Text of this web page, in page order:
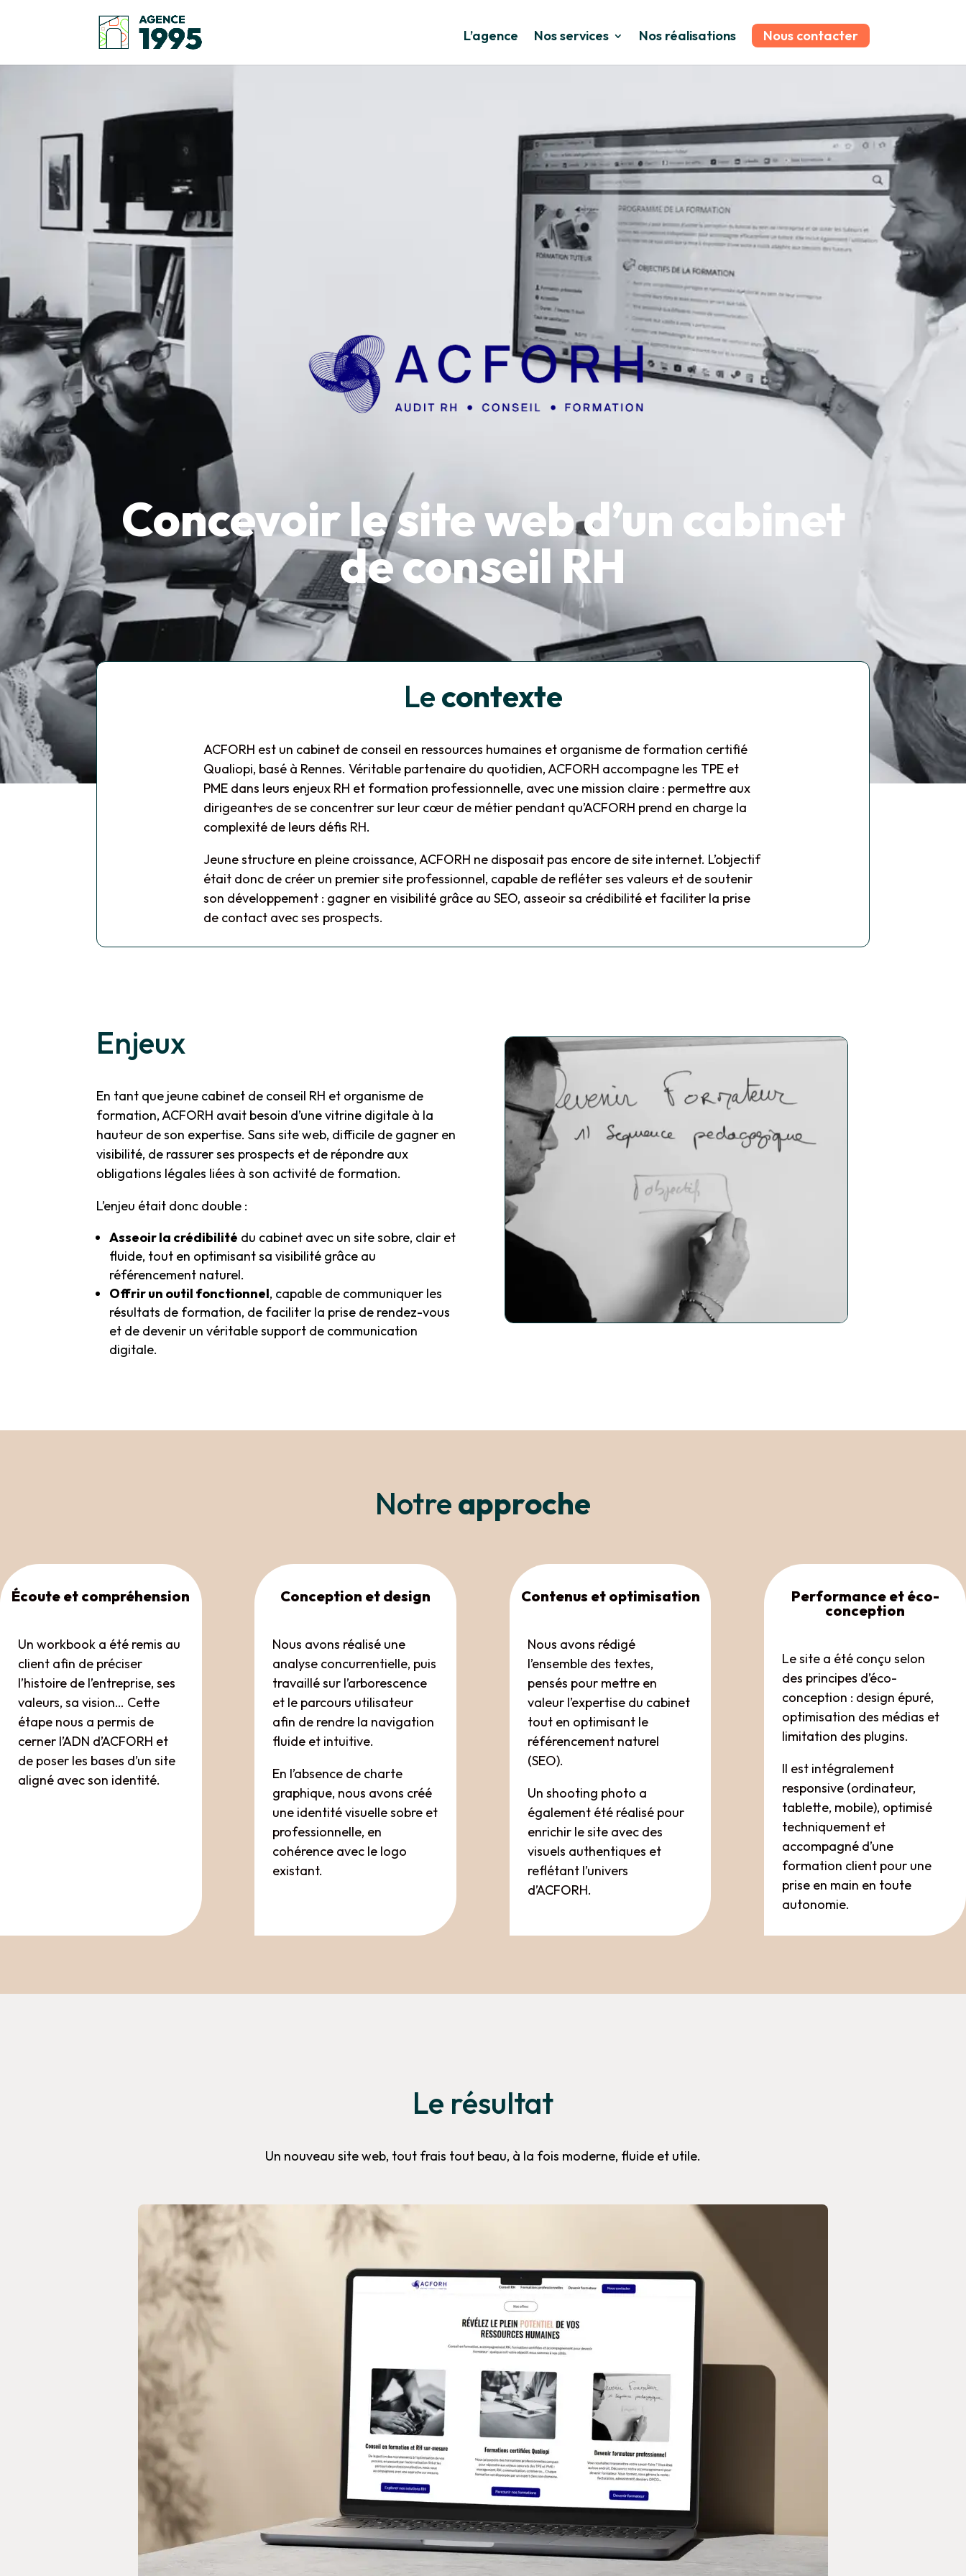
L’agence Nos services Nos réalisations Nous contacter
Concevoir le site web d’un cabinet
de conseil RH
Lecontexte
ACFORH est un cabinet de conseil en ressources humaines et organisme de formation certifié
Qualiopi, basé à Rennes. Véritable partenaire du quotidien, ACFORH accompagne les TPE et
PME dans leurs enjeux RH et formation professionnelle, avec une mission claire : permettre aux
dirigeant·e·s de se concentrer sur leur cœur de métier pendant qu’ACFORH prend en charge la
complexité de leurs défis RH.
Jeune structure en pleine croissance, ACFORH ne disposait pas encore de site internet. L’objectif
était donc de créer un premier site professionnel, capable de refléter ses valeurs et de soutenir
son développement : gagner en visibilité grâce au SEO, asseoir sa crédibilité et faciliter la prise
de contact avec ses prospects.
Enjeux
En tant que jeune cabinet de conseil RH et organisme de
formation, ACFORH avait besoin d’une vitrine digitale à la
hauteur de son expertise. Sans site web, difficile de gagner en
visibilité, de rassurer ses prospects et de répondre aux
obligations légales liées à son activité de formation.
L’enjeu était donc double :
Asseoir la crédibilité du cabinet avec un site sobre, clair et
fluide, tout en optimisant sa visibilité grâce au
référencement naturel.
Offrir un outil fonctionnel, capable de communiquer les
résultats de formation, de faciliter la prise de rendez-vous
et de devenir un véritable support de communication
digitale.
Notreapproche
Écoute et compréhension
Un workbook a été remis au
client afin de préciser
l’histoire de l’entreprise, ses
valeurs, sa vision… Cette
étape nous a permis de
cerner l’ADN d’ACFORH et
de poser les bases d’un site
aligné avec son identité.
Conception et design
Nous avons réalisé une
analyse concurrentielle, puis
travaillé sur l’arborescence
et le parcours utilisateur
afin de rendre la navigation
fluide et intuitive.
En l’absence de charte
graphique, nous avons créé
une identité visuelle sobre et
professionnelle, en
cohérence avec le logo
existant.
Contenus et optimisation
Nous avons rédigé
l’ensemble des textes,
pensés pour mettre en
valeur l’expertise du cabinet
tout en optimisant le
référencement naturel
(SEO).
Un shooting photo a
également été réalisé pour
enrichir le site avec des
visuels authentiques et
reflétant l’univers
d’ACFORH.
Performance et éco-
conception
Le site a été conçu selon
des principes d’éco-
conception : design épuré,
optimisation des médias et
limitation des plugins.
Il est intégralement
responsive (ordinateur,
tablette, mobile), optimisé
techniquement et
accompagné d’une
formation client pour une
prise en main en toute
autonomie.
Le résultat
Un nouveau site web, tout frais tout beau, à la fois moderne, fluide et utile.